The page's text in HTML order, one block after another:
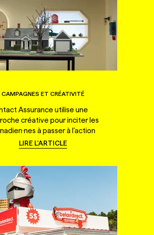
CAMPAGNES ET CRÉATIVITÉ
Assurance utilise une
créative pour inciter les
à passer à l'action
LIRE L'ARTICLE